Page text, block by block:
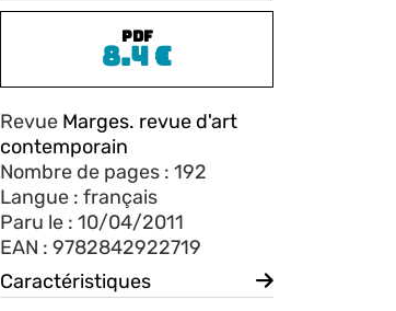
PDF
8.4€
Revue Marges. revue d'art
contemporain
Nombre de pages : 192
Langue : français
Paru le : 10/04/2011
EAN : 9782842922719
Caractéristiques